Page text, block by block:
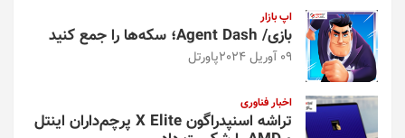
اپ بازار
بازی/ Agent Dash؛ سکه‌ها را جمع کنید
09 آوریل 2024 پاورتل
اخبار فناوری
تراشه اسنپدراگون X Elite پرچم‌داران اینتل